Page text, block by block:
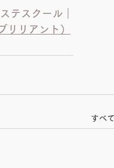
テスクール｜
リリアント）
すべ